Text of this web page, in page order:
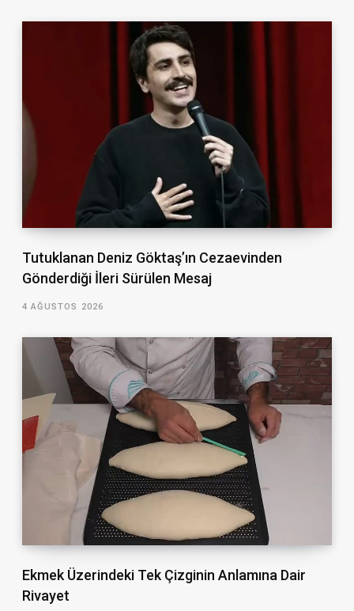
Tutuklanan Deniz Göktaş’ın Cezaevinden
Gönderdiği İleri Sürülen Mesaj
4 AĞUSTOS 2026
Ekmek Üzerindeki Tek Çizginin Anlamına Dair
Rivayet